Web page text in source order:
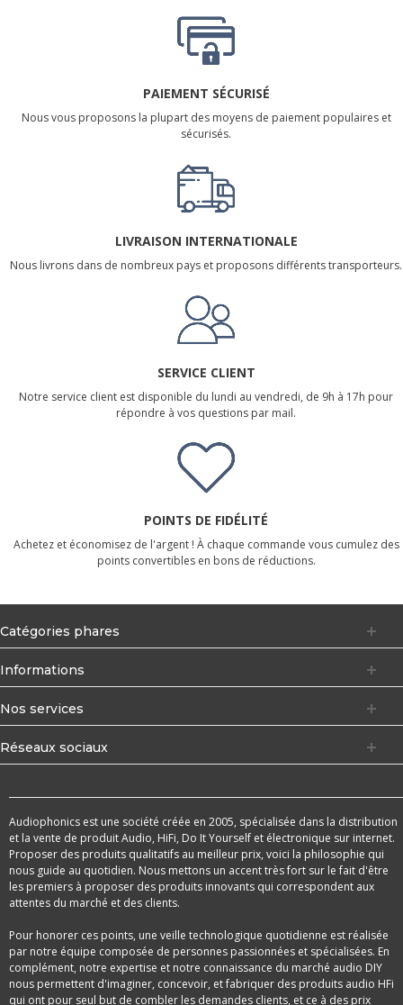
PAIEMENT SÉCURISÉ
Nous vous proposons la plupart des moyens de paiement populaires et
sécurisés.
LIVRAISON INTERNATIONALE
Nous livrons dans de nombreux pays et proposons différents transporteurs.
SERVICE CLIENT
Notre service client est disponible du lundi au vendredi, de 9h à 17h pour
répondre à vos questions par mail.
POINTS DE FIDÉLITÉ
Achetez et économisez de l'argent ! À chaque commande vous cumulez des
points convertibles en bons de réductions.
Catégories phares
Informations
Nos services
Réseaux sociaux
Audiophonics est une société créée en 2005, spécialisée dans la distribution
et la vente de produit Audio, HiFi, Do It Yourself et électronique sur internet.
Proposer des produits qualitatifs au meilleur prix, voici la philosophie qui
nous guide au quotidien. Nous mettons un accent très fort sur le fait d'être
les premiers à proposer des produits innovants qui correspondent aux
attentes du marché et des clients.
Pour honorer ces points, une veille technologique quotidienne est réalisée
par notre équipe composée de personnes passionnées et spécialisées. En
complément, notre expertise et notre connaissance du marché audio DIY
nous permettent d'imaginer, concevoir, et fabriquer des produits audio HFi
qui ont pour seul but de combler les demandes clients, et ce à des prix